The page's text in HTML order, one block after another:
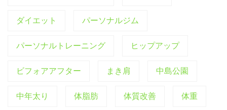
ダイエット パーソナルジム
パーソナルトレーニング ヒップアップ
ビフォアアフター まき肩 中島公園
中年太り 体脂肪 体質改善 体重